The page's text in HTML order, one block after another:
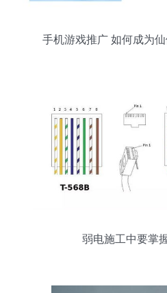
手机游戏推广 如何成为
弱电施工中要掌